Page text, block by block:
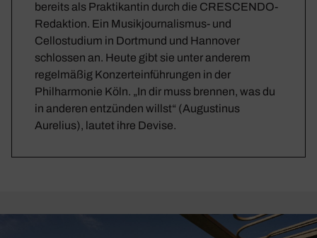
bereits als Praktikantin durch die CRESCENDO-
Redaktion. Ein Musikjournalismus- und
Cellostudium in Dortmund und Hannover
schlossen an. Heute gibt sie unter anderem
regelmäßig Konzerteinführungen in der
Philharmonie Köln. „In dir muss brennen, was du
in anderen entzünden willst“ (Augustinus
Aurelius), lautet ihre Devise.